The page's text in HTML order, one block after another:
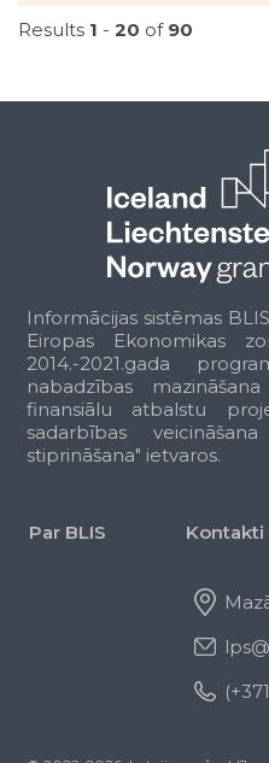
nosakot
Citi ceļu
pasākumi
Ostas un lidostas
Ostu
Atbalsts
Dalība
ostu
Citi ostu
Pieminekļi un
Muzeji
Pieminekļi
Results 1 - 20 of 90
Informācijas sistēmas
Eiropas Ekonomikas
2014.-2021.gada
nabadzības
finansiālu atbalstu
sadarbības
stiprināšana" ietvaros.
Par BLIS Kontakti